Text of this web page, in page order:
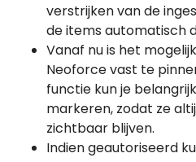
verstrijken van de
de items automatisch
Vanaf nu is het
Neoforce vast te
functie kun je
markeren, zodat ze
zichtbaar blijven.
Indien geautoriseerd